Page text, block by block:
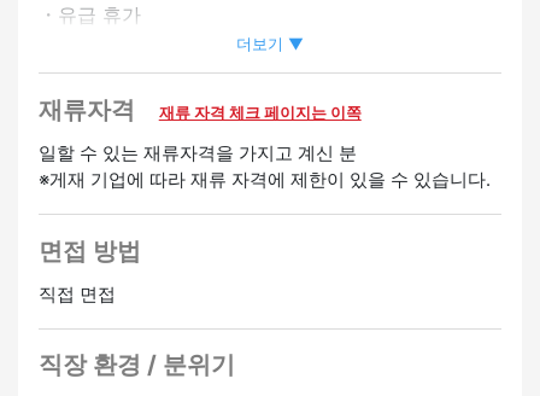
정사원 승급가능
・유급 휴가
・승급 있음
・심야 수당 있음
환영
더보기 ▼
재류자격 재류 자격 체크 페이지는 이쪽
일할 수 있는 재류자격을 가지고 계신 분
※게재 기업에 따라 재류 자격에 제한이 있을 수 있습니다.
면접 방법
직접 면접
직장 환경 / 분위기